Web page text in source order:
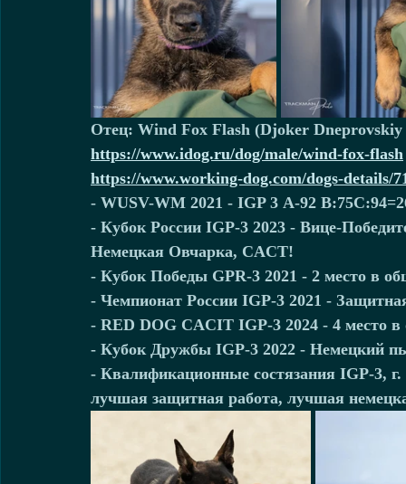
Отец: Wind Fox Flash (Djoker
https://www.idog.ru/dog/male/wind-fox-flash
https://www.working-dog.com/dogs-details/
- WUSV-WM 2021 - IGP 3 А-92
- Кубок России IGP-3 2023 - Вице-
Немецкая Овчарка, CACT!
- Кубок Победы GPR-3 2021 - 2 место в
- Чемпионат России IGP-3 2021 -
- RED DOG CACIT IGP-3 2024 - 4 место
- Кубок Дружбы IGP-3 2022 - Немецкий
- Квалификационные состязания IGP-3,
лучшая защитная работа, лучшая